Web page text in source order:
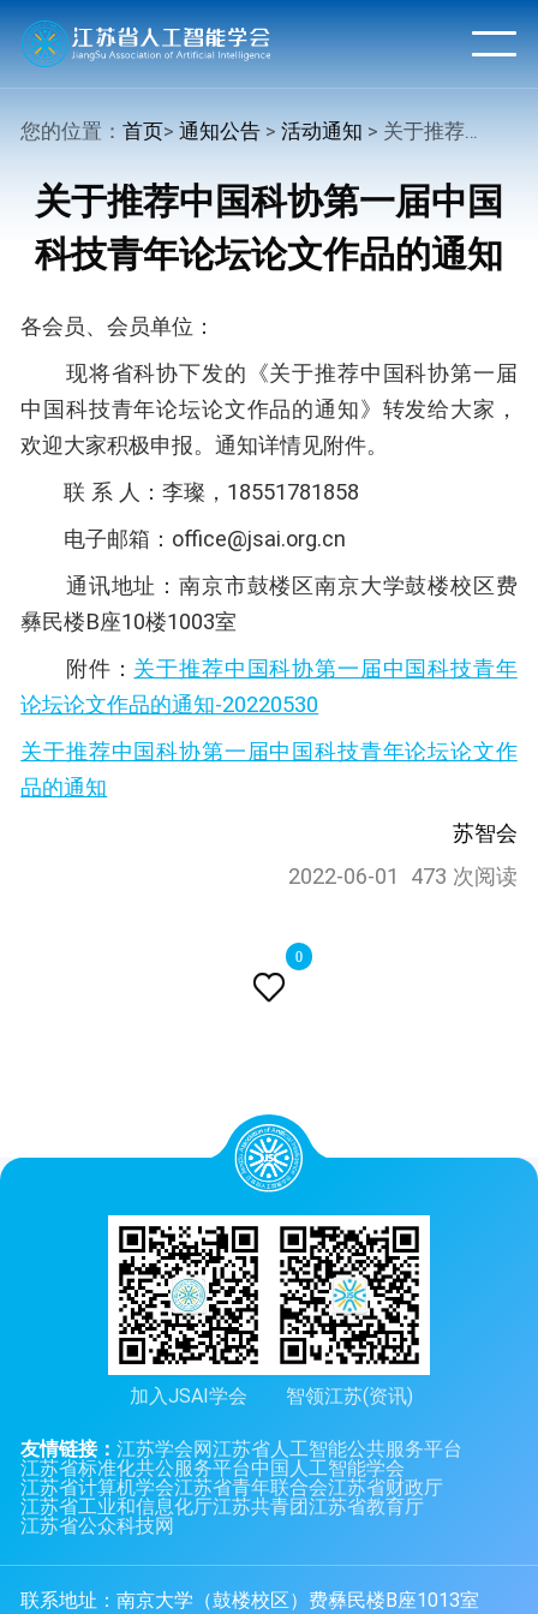
您的位置：首页>通知公告 >活动通知 > 关于推荐中国科协第一届中国科技青年论坛论文作品的通知

0
关于推荐中国科协第一届中国
科技青年论坛论文作品的通知
各会员、会员单位：
现将省科协下发的《关于推荐中国科协第一届
中国科技青年论坛论文作品的通知》转发给大家，
欢迎大家积极申报。通知详情见附件。
联 系 人：李璨，18551781858
电子邮箱：office@jsai.org.cn
通讯地址：南京市鼓楼区南京大学鼓楼校区费
彝民楼B座10楼1003室
附件： 关于推荐中国科协第一届中国科技青年
论坛论文作品的通知-20220530
关于推荐中国科协第一届中国科技青年论坛论文作
品的通知
苏智会
2022-06-01
473 次阅读
加入JSAI学会 智领江苏(资讯)
友情链接：江苏学会网江苏省人工智能公共服务平台
江苏省标准化共公服务平台中国人工智能学会
江苏省计算机学会江苏省青年联合会江苏省财政厅
江苏省工业和信息化厅江苏共青团江苏省教育厅
江苏省公众科技网
联系地址：南京大学（鼓楼校区）费彝民楼B座1013室